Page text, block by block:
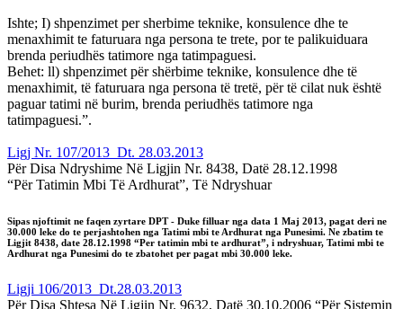
Ishte; I) shpenzimet per sherbime teknike, konsulence dhe te
menaxhimit te faturuara nga persona te trete, por te palikuiduara
brenda periudhës tatimore nga tatimpaguesi.
Behet: ll) shpenzimet për shërbime teknike, konsulence dhe të
menaxhimit, të faturuara nga persona të tretë, për të cilat nuk është
paguar tatimi në burim, brenda periudhës tatimore nga
tatimpaguesi.”.
Ligj Nr. 107/2013 Dt. 28.03.2013
Për Disa Ndryshime Në Ligjin Nr. 8438, Datë 28.12.1998
“Për Tatimin Mbi Të Ardhurat”, Të Ndryshuar
Sipas njoftimit ne faqen zyrtare DPT - Duke filluar nga data 1 Maj 2013, pagat deri ne
30.000 leke do te perjashtohen nga Tatimi mbi te Ardhurat nga Punesimi. Ne zbatim te
Ligjit 8438, date 28.12.1998 “Per tatimin mbi te ardhurat”, i ndryshuar, Tatimi mbi te
Ardhurat nga Punesimi do te zbatohet per pagat mbi 30.000 leke.
Ligji 106/2013 Dt.28.03.2013
Për Disa Shtesa Në Ligjin Nr. 9632, Datë 30.10.2006 “Për Sistemin